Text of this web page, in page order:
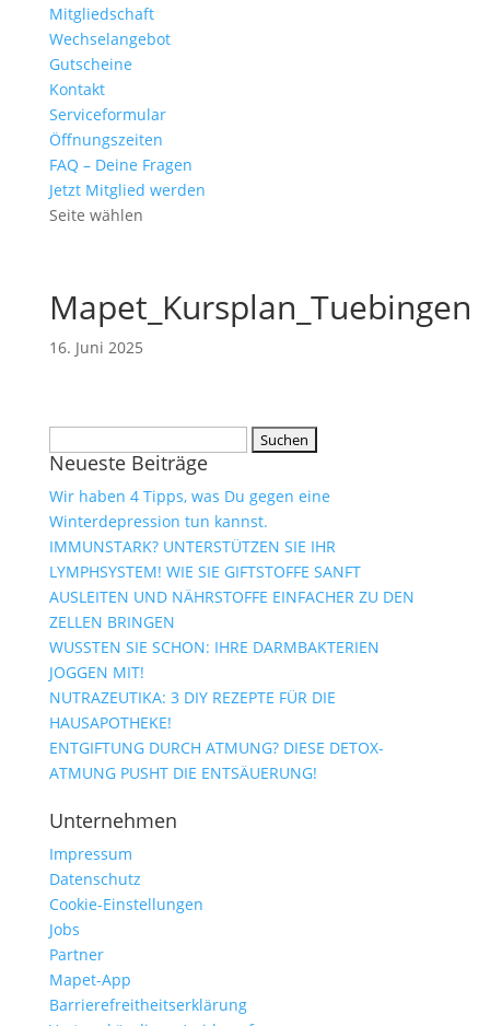
Mitgliedschaft
Wechselangebot
Gutscheine
Kontakt
Serviceformular
Öffnungszeiten
FAQ – Deine Fragen
Jetzt Mitglied werden
Seite wählen
Mapet_Kursplan_Tuebingen
16. Juni 2025
nach:
Neueste Beiträge
Wir haben 4 Tipps, was Du gegen eine
Winterdepression tun kannst.
IMMUNSTARK? UNTERSTÜTZEN SIE IHR
LYMPHSYSTEM! WIE SIE GIFTSTOFFE SANFT
AUSLEITEN UND NÄHRSTOFFE EINFACHER ZU DEN
ZELLEN BRINGEN
WUSSTEN SIE SCHON: IHRE DARMBAKTERIEN
JOGGEN MIT!
NUTRAZEUTIKA: 3 DIY REZEPTE FÜR DIE
HAUSAPOTHEKE!
ENTGIFTUNG DURCH ATMUNG? DIESE DETOX-
ATMUNG PUSHT DIE ENTSÄUERUNG!
Unternehmen
Impressum
Datenschutz
Cookie-Einstellungen
Jobs
Partner
Mapet-App
Barrierefreitheitserklärung